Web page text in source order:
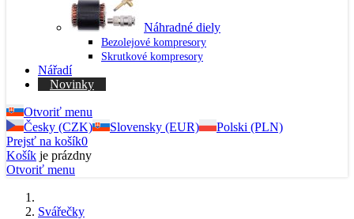
Náhradné diely
Bezolejové kompresory
Skrutkové kompresory
Nářadí
Novinky
Otvoriť menu
Česky (CZK)
Slovensky (EUR)
Polski (PLN)
Prejsť na košík0
Košík je prázdny
Otvoriť menu
Svářečky